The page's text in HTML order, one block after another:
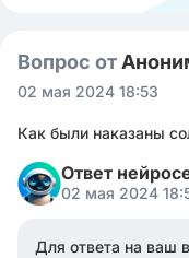
Вопрос от
02 мая 2024 18:53
Как были наказаны
Ответ
02 мая 2024
Для ответа на ваш